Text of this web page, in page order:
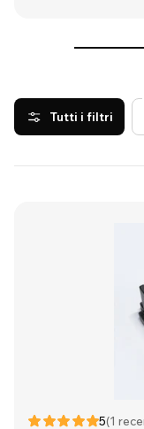
Tutti i filtri
5(1